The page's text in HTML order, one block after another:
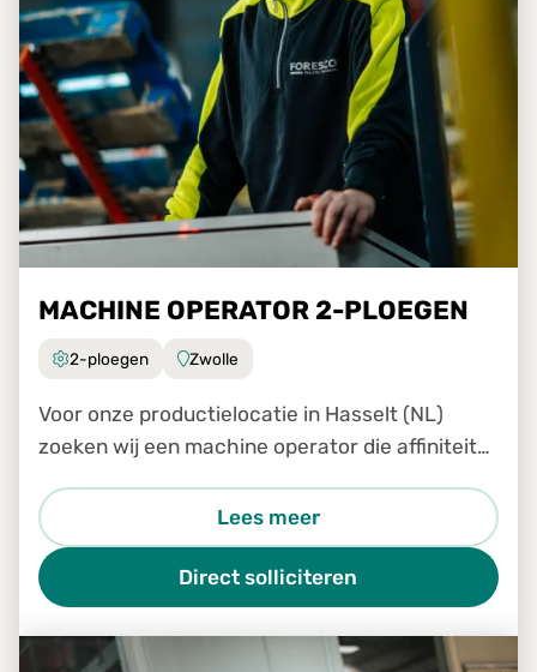
MACHINE OPERATOR 2-PLOEGEN
2-ploegen Zwolle
Voor onze productielocatie in Hasselt (NL)
zoeken wij een machine operator die affiniteit
inzicht.
Lees meer
Direct solliciteren